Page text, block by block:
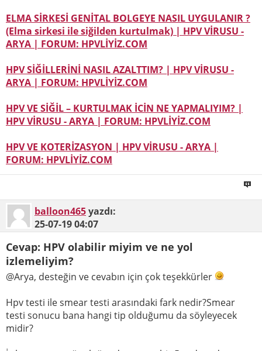
ELMA SİRKESİ GENİTAL BOLGEYE NASIL UYGULANIR ?
(Elma sirkesi ile siğilden kurtulmak) | HPV VİRUSU -
ARYA | FORUM: HPVLİYİZ.COM
HPV SİĞİLLERİNİ NASIL AZALTTIM? | HPV VİRUSU -
ARYA | FORUM: HPVLİYİZ.COM
HPV VE SİĞİL – KURTULMAK İCİN NE YAPMALIYIM? |
HPV VİRUSU - ARYA | FORUM: HPVLİYİZ.COM
HPV VE KOTERİZASYON | HPV VİRUSU - ARYA |
FORUM: HPVLİYİZ.COM
balloon465yazdı:
25-07-1904:07
Cevap: HPV olabilir miyim ve ne yol
izlemeliyim?
@Arya, desteğin ve cevabın için çok teşekkürler
Hpv testi ile smear testi arasındaki fark nedir?Smear
testi sonucu bana hangi tip olduğumu da söyleyecek
midir?